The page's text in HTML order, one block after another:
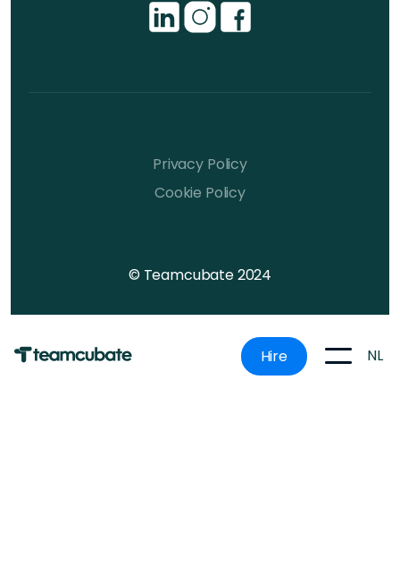
© Teamcubate 2024
Privacy Policy
Cookie Policy
Hire NL